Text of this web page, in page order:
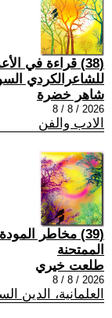
(38) قراءة في
للشاعرالكردي
شاهر خضرة
2026 / 8 / 8
الادب والفن
(39) مخاطر
الممتحنة
طلعت خيري
2026 / 8 / 8
العلمانية، الدين